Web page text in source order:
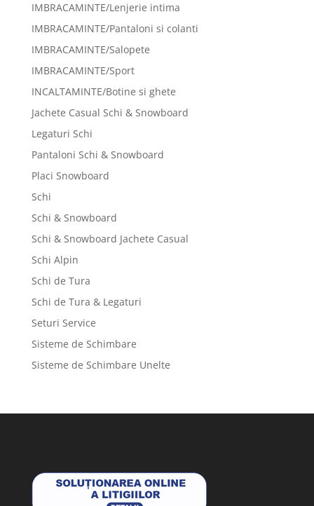
IMBRACAMINTE/Lenjerie intima
IMBRACAMINTE/Pantaloni si colanti
IMBRACAMINTE/Salopete
IMBRACAMINTE/Sport
INCALTAMINTE/Botine si ghete
Jachete Casual Schi & Snowboard
Legaturi Schi
Pantaloni Schi & Snowboard
Placi Snowboard
Schi
Schi & Snowboard
Schi & Snowboard Jachete Casual
Schi Alpin
Schi de Tura
Schi de Tura & Legaturi
Seturi Service
Sisteme de Schimbare
Sisteme de Schimbare Unelte